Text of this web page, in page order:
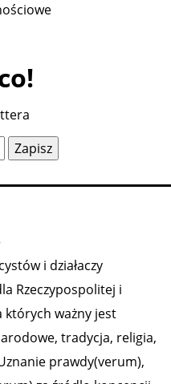
i działaczy
Rzeczypospolitej i
których ważny jest
tradycja, religia,
prawdy(verum),